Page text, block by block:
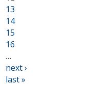
13
14
15
16
…
next ›
last »